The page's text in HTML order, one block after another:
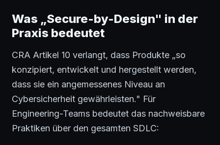
Was „Secure-by-Design" in der
Praxis bedeutet
CRA Artikel 10 verlangt, dass Produkte „so
konzipiert, entwickelt und hergestellt werden,
dass sie ein angemessenes Niveau an
Cybersicherheit gewährleisten." Für
Engineering-Teams bedeutet das nachweisbare
Praktiken über den gesamten SDLC: